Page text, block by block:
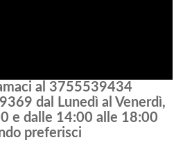
al 3755539434
dal Lunedì al Venerdì,
e dalle 14:00 alle 18:00
preferisci